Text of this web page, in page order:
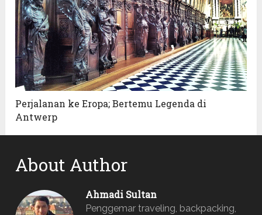
Perjalanan ke Eropa; Bertemu Legenda di
Antwerp
About Author
Ahmadi Sultan
Penggemar traveling, backpacking,